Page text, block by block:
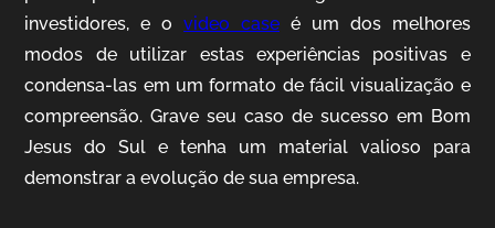
investidores, e ovideo case é um dos melhores
modos de utilizar estas experiências positivas e
condensa-las em um formato de fácil visualização e
compreensão. Grave seu caso de sucesso em Bom
Jesus do Sul e tenha um material valioso para
demonstrar a evolução de sua empresa.